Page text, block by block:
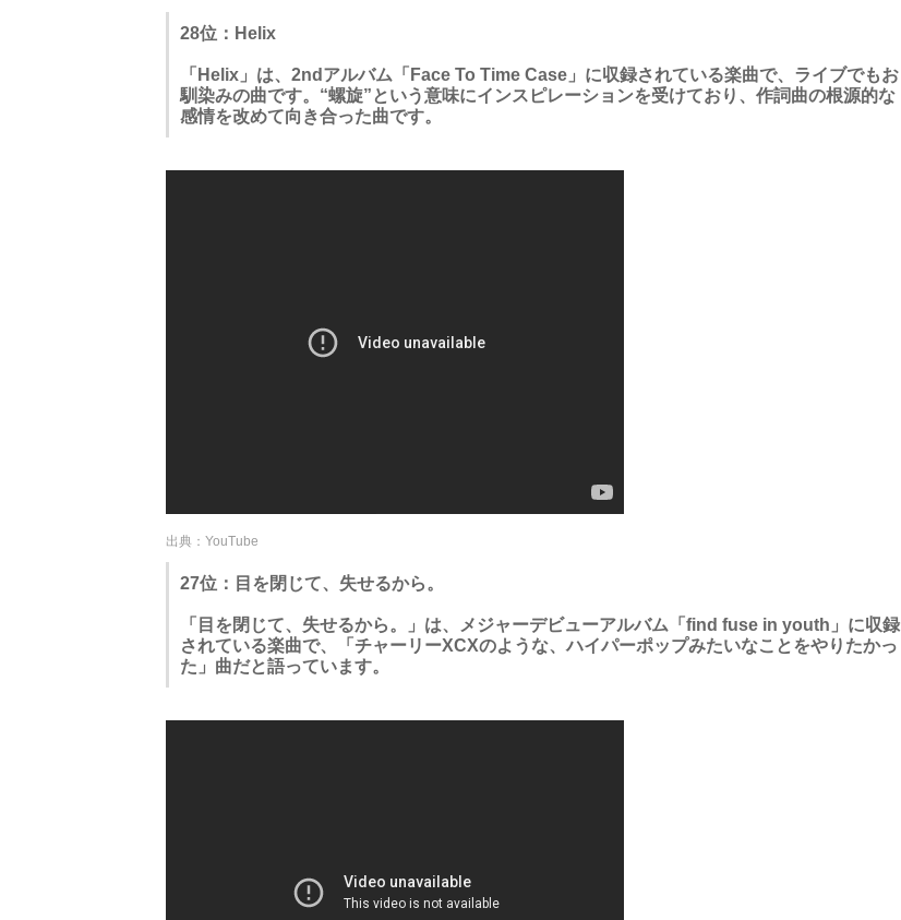
28位：Helix
「Helix」は、2ndアルバム「Face To Time Case」に収録されている楽曲で、ライブでもお
馴染みの曲です。“螺旋”という意味にインスピレーションを受けており、作詞曲の根源的な
感情を改めて向き合った曲です。
出典：YouTube
27位：目を閉じて、失せるから。
「目を閉じて、失せるから。」は、メジャーデビューアルバム「find fuse in youth」に収録
されている楽曲で、「チャーリーXCXのような、ハイパーポップみたいなことをやりたかっ
た」曲だと語っています。